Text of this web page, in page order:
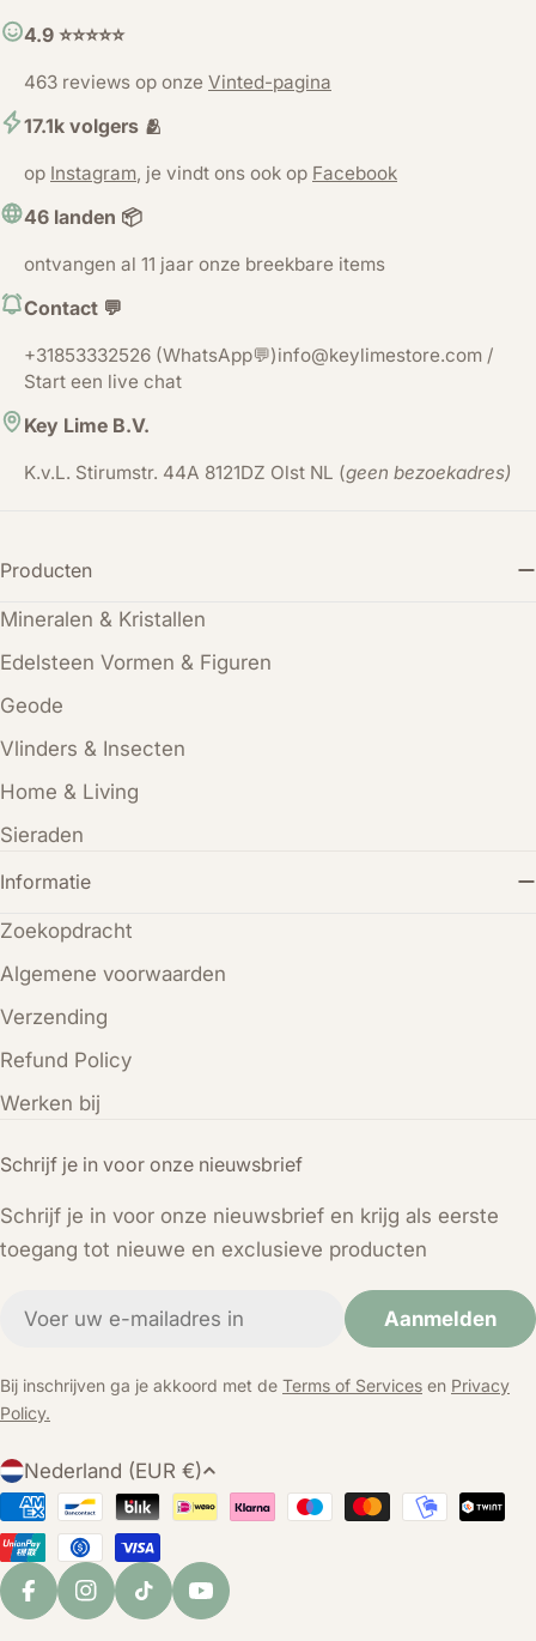
4.9 ⭐️⭐️⭐️⭐️⭐️
463 reviews op onze Vinted-pagina
17.1k volgers 🫂
op Instagram, je vindt ons ook op Facebook
46 landen 📦
ontvangen al 11 jaar onze breekbare items
Contact 💬
+31853332526 (WhatsApp💬)info@keylimestore.com /
Start een live chat
Key Lime B.V.
K.v.L. Stirumstr. 44A 8121DZ Olst NL (geen bezoekadres)
Schrijf je in voor onze nieuwsbrief
Schrijf je in voor onze nieuwsbrief en krijg als eerste
toegang tot nieuwe en exclusieve producten
Aanmelden
Bij inschrijven ga je akkoord met de Terms of Services en Privacy
Policy.
Producten
Mineralen & Kristallen
Edelsteen Vormen & Figuren
Geode
Vlinders & Insecten
Home & Living
Sieraden
Informatie
Zoekopdracht
Algemene voorwaarden
Verzending
Refund Policy
Werken bij
L
a
n
d
/
Nederland (EUR €)
Betaalmethoden
FacebookInstagram
TikTokYouTube